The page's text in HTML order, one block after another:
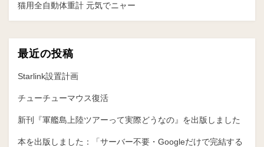
ー
送
り
猫用全自動体重計 元気でニャー
最近の投稿
Starlink設置計画
チューチューマウス復活
新刊『軍艦島上陸ツアーって実際どうなの』を出版しました
本を出版しました：「サーバー不要・Googleだけで完結する